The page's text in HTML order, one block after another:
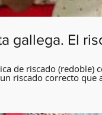
gallega. El
de riscado (redoble)
riscado correcto que